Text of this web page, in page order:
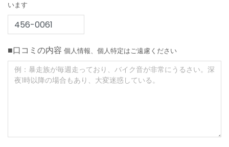
います
■口コミの内容 個人情報、個人特定はご遠慮ください